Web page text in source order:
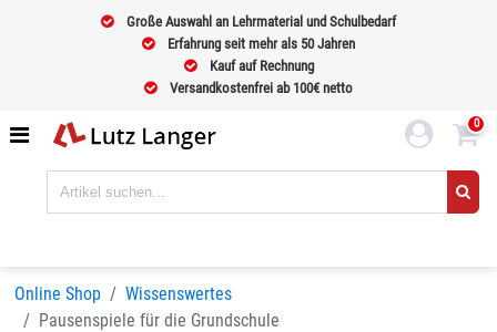
Große Auswahl an Lehrmaterial und Schulbedarf
Erfahrung seit mehr als 50 Jahren
Kauf auf Rechnung
Versandkostenfrei ab 100€ netto
0
Online Shop
Wissenswertes
Pausenspiele für die Grundschule